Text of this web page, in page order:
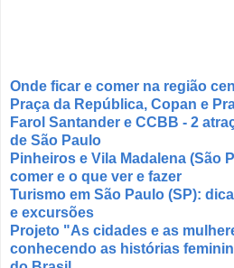
Onde ficar e comer na região
Praça da República, Copan e
Farol Santander e CCBB - 2
de São Paulo
Pinheiros e Vila Madalena (São
comer e o que ver e fazer
Turismo em São Paulo (SP):
e excursões
Projeto "As cidades e as
conhecendo as histórias